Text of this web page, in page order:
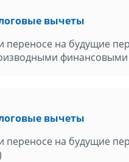
вычеты
переносе на будущие
финансовыми
вычеты
переносе на будущие